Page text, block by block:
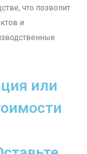
что позволит
и
или